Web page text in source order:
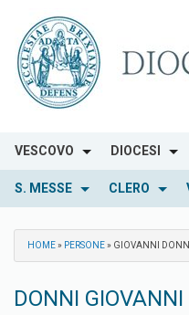
content
VESCOVO DIOCESI
S. MESSE CLERO
HOME» PERSONE» GIOVANNI DONNI
DONNI GIOVANNI